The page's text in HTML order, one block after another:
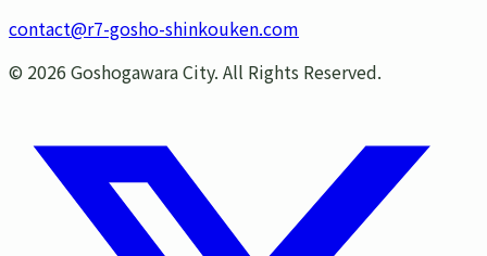
contact@r7-gosho-shinkouken.com
© 2026 Goshogawara City. All Rights Reserved.